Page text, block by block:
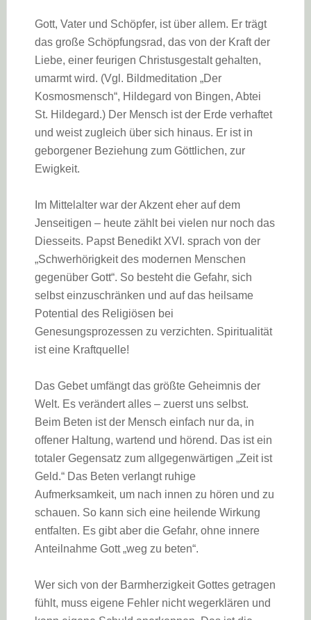
Gott, Vater und Schöpfer, ist über allem. Er trägt
das große Schöpfungsrad, das von der Kraft der
Liebe, einer feurigen Christusgestalt gehalten,
umarmt wird. (Vgl. Bildmeditation „Der
Kosmosmensch“, Hildegard von Bingen, Abtei
St. Hildegard.) Der Mensch ist der Erde verhaftet
und weist zugleich über sich hinaus. Er ist in
geborgener Beziehung zum Göttlichen, zur
Ewigkeit.
Im Mittelalter war der Akzent eher auf dem
Jenseitigen – heute zählt bei vielen nur noch das
Diesseits. Papst Benedikt XVI. sprach von der
„Schwerhörigkeit des modernen Menschen
gegenüber Gott“. So besteht die Gefahr, sich
selbst einzuschränken und auf das heilsame
Potential des Religiösen bei
Genesungsprozessen zu verzichten. Spiritualität
ist eine Kraftquelle!
Das Gebet umfängt das größte Geheimnis der
Welt. Es verändert alles – zuerst uns selbst.
Beim Beten ist der Mensch einfach nur da, in
offener Haltung, wartend und hörend. Das ist ein
totaler Gegensatz zum allgegenwärtigen „Zeit ist
Geld.“ Das Beten verlangt ruhige
Aufmerksamkeit, um nach innen zu hören und zu
schauen. So kann sich eine heilende Wirkung
entfalten. Es gibt aber die Gefahr, ohne innere
Anteilnahme Gott „weg zu beten“.
Wer sich von der Barmherzigkeit Gottes getragen
fühlt, muss eigene Fehler nicht wegerklären und